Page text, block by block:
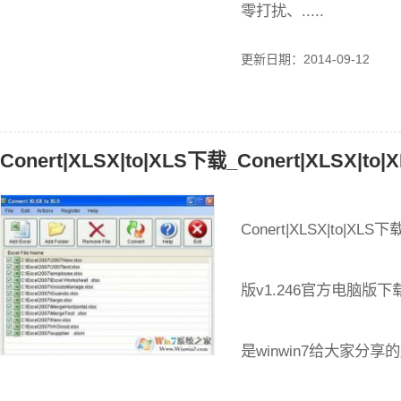
零打扰、.....
更新日期：2014-09-12
Conert|XLSX|to|XLS下载
Conert|XLSX|to|XLS下
版v1.246官方电脑版
是winwin7给大家分享